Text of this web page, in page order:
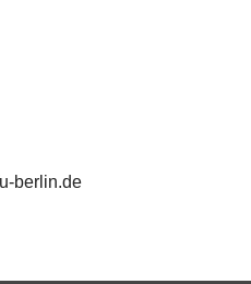
berlin.de